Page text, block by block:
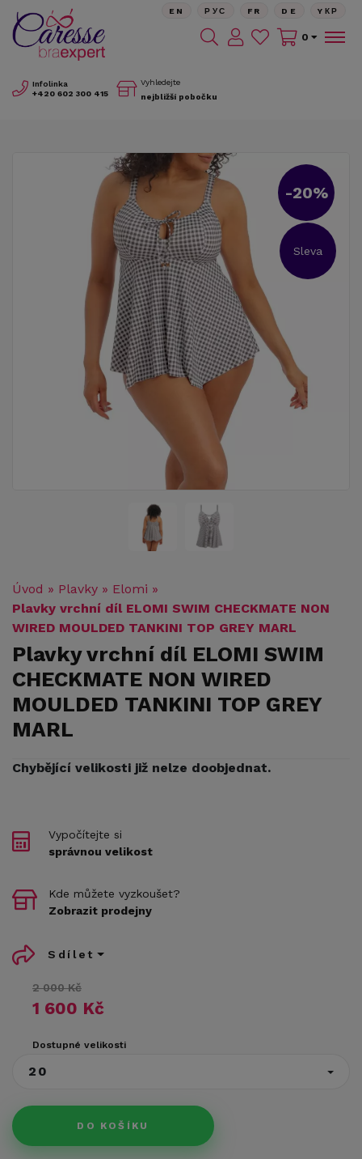
Infolinka
+420 602 300 415
Vyhledejte
nejbližší pobočku
EN РУС FR DE YКР
0
-20%
Sleva
Úvod » Plavky » Elomi »
Plavky vrchní díl ELOMI SWIM CHECKMATE NON
WIRED MOULDED TANKINI TOP GREY MARL
Plavky vrchní díl ELOMI SWIM
CHECKMATE NON WIRED
MOULDED TANKINI TOP GREY
MARL
Chybějící velikosti již nelze doobjednat.
2 000 Kč
1 600 Kč
Dostupné velikosti
20
DO KOŠÍKU
Vypočítejte si
správnou velikost
Kde můžete vyzkoušet?
Zobrazit prodejny
Sdílet